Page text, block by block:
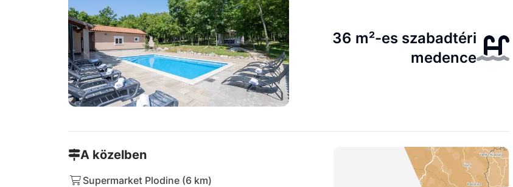
36 m²-es szabadtéri
medence
A közelben
Supermarket Plodine (6 km)